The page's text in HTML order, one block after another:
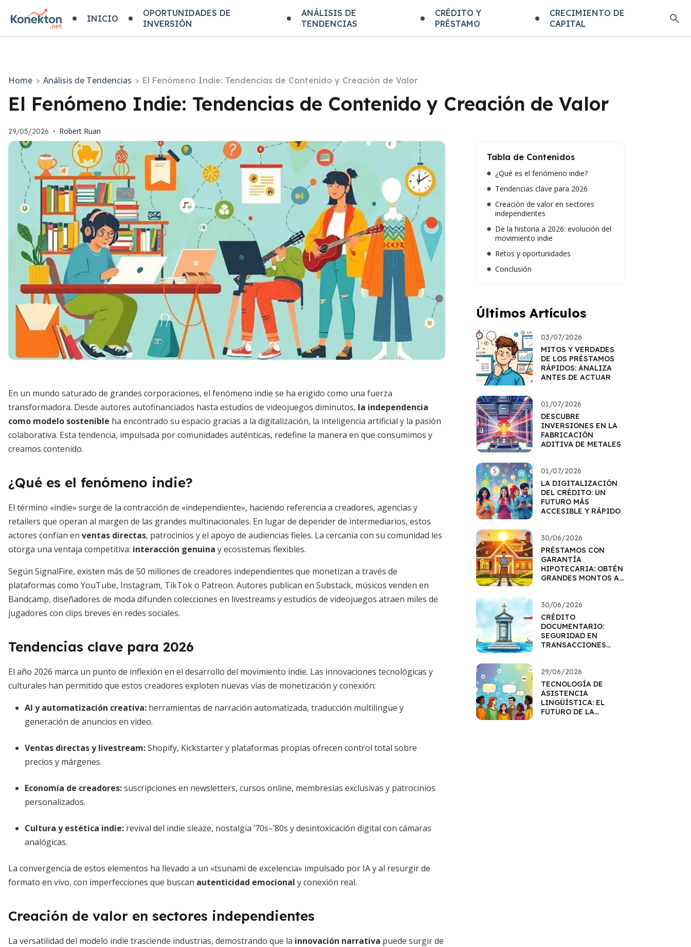
INICIO
OPORTUNIDADES DE
INVERSIÓN
ANÁLISIS DE
TENDENCIAS
CRÉDITO Y
PRÉSTAMO
CRECIMIENTO DE
CAPITAL
Home > Análisis de Tendencias > El Fenómeno Indie: Tendencias de Contenido y Creación de Valor
El Fenómeno Indie: Tendencias de Contenido y Creación de Valor
29/05/2026 • Robert Ruan
En un mundo saturado de grandes corporaciones, el fenómeno indie se ha erigido como una fuerza
transformadora. Desde autores autofinanciados hasta estudios de videojuegos diminutos, la independencia
como modelo sostenible ha encontrado su espacio gracias a la digitalización, la inteligencia artificial y la pasión
colaborativa. Esta tendencia, impulsada por comunidades auténticas, redefine la manera en que consumimos y
creamos contenido.
¿Qué es el fenómeno indie?
El término «indie» surge de la contracción de «independiente», haciendo referencia a creadores, agencias y
retailers que operan al margen de las grandes multinacionales. En lugar de depender de intermediarios, estos
actores confían en ventas directas, patrocinios y el apoyo de audiencias fieles. La cercanía con su comunidad les
otorga una ventaja competitiva: interacción genuina y ecosistemas flexibles.
Según SignalFire, existen más de 50 millones de creadores independientes que monetizan a través de
plataformas como YouTube, Instagram, TikTok o Patreon. Autores publican en Substack, músicos venden en
Bandcamp, diseñadores de moda difunden colecciones en livestreams y estudios de videojuegos atraen miles de
jugadores con clips breves en redes sociales.
Tendencias clave para 2026
El año 2026 marca un punto de inflexión en el desarrollo del movimiento indie. Las innovaciones tecnológicas y
culturales han permitido que estos creadores exploten nuevas vías de monetización y conexión:
AI y automatización creativa: herramientas de narración automatizada, traducción multilingüe y
generación de anuncios en video.
Ventas directas y livestream:Shopify, Kickstarter y plataformas propias ofrecen control total sobre
precios y márgenes.
Economía de creadores:suscripciones en newsletters, cursos online, membresías exclusivas y patrocinios
personalizados.
Cultura y estética indie: revival del indie sleaze, nostalgia ’70s–’80s y desintoxicación digital con cámaras
analógicas.
La convergencia de estos elementos ha llevado a un «tsunami de excelencia» impulsado por IA y al resurgir de
formato en vivo, con imperfecciones que buscan autenticidad emocional y conexión real.
Creación de valor en sectores independientes
La versatilidad del modelo indie trasciende industrias, demostrando que la innovación narrativa puede surgir de
Tabla de Contenidos
¿Qué es el fenómeno indie?
Tendencias clave para 2026
Creación de valor en sectores
independientes
De la historia a 2026: evolución del
movimiento indie
Retos y oportunidades
Conclusión
Últimos Artículos
03/07/2026
MITOS Y VERDADES
DE LOS PRÉSTAMOS
RÁPIDOS: ANALIZA
ANTES DE ACTUAR
01/07/2026
DESCUBRE
INVERSIONES EN LA
FABRICACIÓN
ADITIVA DE METALES
01/07/2026
LA DIGITALIZACIÓN
DEL CRÉDITO: UN
FUTURO MÁS
ACCESIBLE Y RÁPIDO
30/06/2026
PRÉSTAMOS CON
GARANTÍA
HIPOTECARIA: OBTÉN
GRANDES MONTOS A
30/06/2026
CRÉDITO
DOCUMENTARIO:
SEGURIDAD EN
TRANSACCIONES
29/06/2026
TECNOLOGÍA DE
ASISTENCIA
LINGÜÍSTICA: EL
FUTURO DE LA